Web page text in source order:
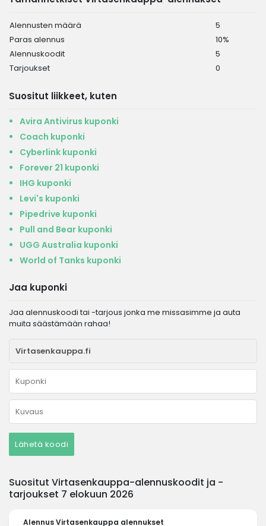
Alennusten määrä
5
Paras alennus
10%
Alennuskoodit
5
Tarjoukset
0
Suositut liikkeet, kuten
Avira Antivirus kuponki
Coach kuponki
Cyberlink kuponki
Forever 21 kuponki
IHG kuponki
Levi's kuponki
Pipedrive kuponki
Pull and Bear kuponki
UGG Australia kuponki
World of Tanks kuponki
Jaa kuponki
Jaa alennuskoodi tai -tarjous jonka me missasimme ja auta
muita säästämään rahaa!
Lähetä koodi
Suositut Virtasenkauppa-alennuskoodit ja -
tarjoukset 7 elokuun 2026
AlennusVirtasenkauppa alennukset